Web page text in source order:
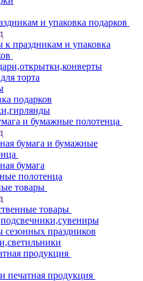
и упаковка подарков
к праздникам и упаковка
торта
подарков
и бумажные полотенца
бумага и бумажные
бумага
полотенца
товары
товары
сезонных праздников
продукция
печатная продукция